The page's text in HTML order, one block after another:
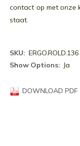
contact op met onze
staat.
Meer
informatie
ERGO.ROLD.136
Ja
DOWNLOAD PDF